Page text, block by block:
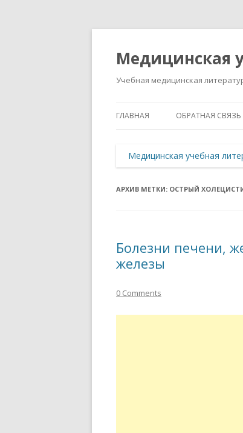
Медицинская
Учебная медицинская
ГЛАВНАЯ ОБРАТНАЯ СВЯЗЬ
Медицинская учебная
АРХИВ МЕТКИ: ОСТРЫЙ
Болезни печени,
железы
0 Comments